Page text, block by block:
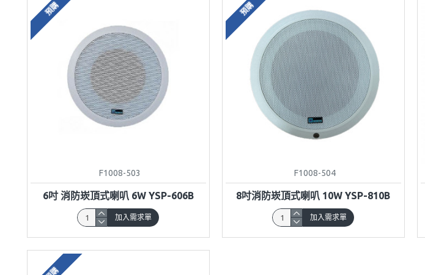
預購
F1008-503
6吋 消防崁頂式喇叭 6W YSP-606B
加入需求單
預購
F1008-504
8吋消防崁頂式喇叭 10W YSP-810B
加入需求單